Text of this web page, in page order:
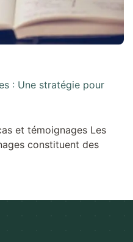
: Une stratégie pour
et témoignages Les
constituent des